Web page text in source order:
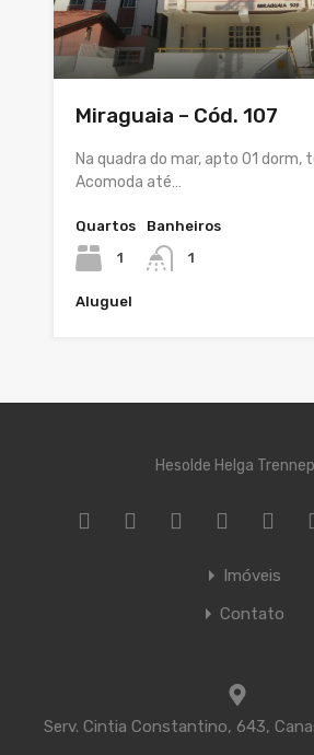
Miraguaia – Cód. 107
Na quadra do mar, apto 01 dorm,
Acomoda até…
Quartos
1
Banheiros
1
Aluguel
Hesolde Helga
Imóveis
Contato
Serv. Cintia Constantino, 643,